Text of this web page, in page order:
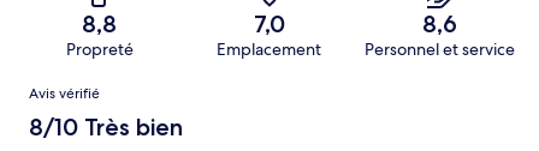
8,8
Propreté
7,0
Emplacement
8,6
Personnel et service
Avis
Avis vérifié
8/10 Très bien